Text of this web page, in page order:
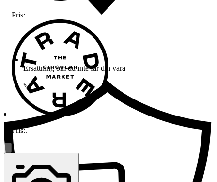
Ersättning om du inte får din vara
Pris:.
Pris:.